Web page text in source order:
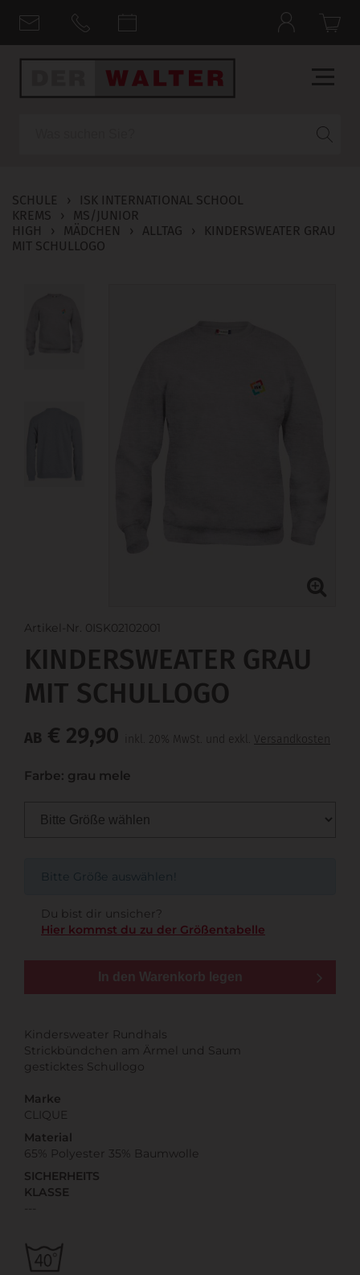
SCHULE ›
ISK INTERNATIONAL SCHOOL
KREMS
›
MS/JUNIOR
HIGH
› MÄDCHEN › ALLTAG ›
KINDERSWEATER GRAU
MIT SCHULLOGO
Artikel-Nr. 0ISK02102001
KINDERSWEATER GRAU
MIT SCHULLOGO
AB € 29,90 inkl. 20% MwSt. und exkl. Versandkosten
Farbe: grau mele
Bitte Größe auswählen!
Du bist dir unsicher?
Hier kommst du zu der Größentabelle
In den Warenkorb legen
Kindersweater Rundhals
Strickbündchen am Ärmel und Saum
gesticktes Schullogo
Marke
CLIQUE
Material
65% Polyester 35% Baumwolle
SICHERHEITS
KLASSE